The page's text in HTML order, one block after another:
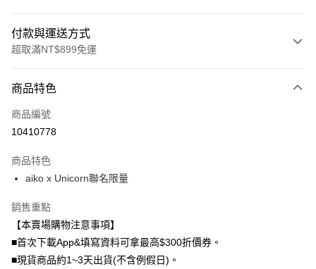
付款與運送方式
超取滿NT$899免運
信用卡一次付款
信用卡分期付款
合作金庫商業銀行
華南商業銀行
國泰世華商業銀行
臺灣中小企業銀行
匯豐（台灣）商業銀行
華泰商業銀行
聯邦商業銀行
遠東國際商業銀行
6 期 0 利率 每期
華南商業銀行
上海商業儲蓄銀行
國泰世華商業銀行
臺灣中小企業銀行
台中商業銀行
匯豐（台灣）商業銀行
華泰商業銀行
12 期 0 利率 每期NT$15
合作金庫商業銀行
華南商業銀行
上海商業儲蓄銀行
台北富邦商業銀行
國泰世華商業銀行
24 期 0 利率 每期
合作金庫商業銀行
華南商業銀行
彰化商業銀行
上海商業儲蓄銀行
台北富邦商業銀行
超商取貨付款
LINE Pay
商品特色
商品編號
10410778
商品特色
aiko x Unicorn聯名限量
銷售重點
【本賣場購物注意事項】
■首次下載App&填寫資料可拿最高$300折價券。
■現貨商品約1~3天出貨(不含例假日)。